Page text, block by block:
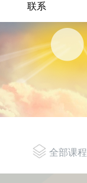
联系
全部课程